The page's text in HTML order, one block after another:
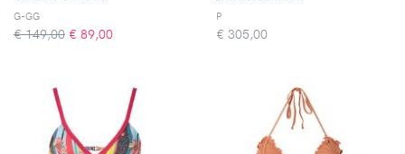
G-GG
€ 149,00 € 89,00
P
€ 305,00